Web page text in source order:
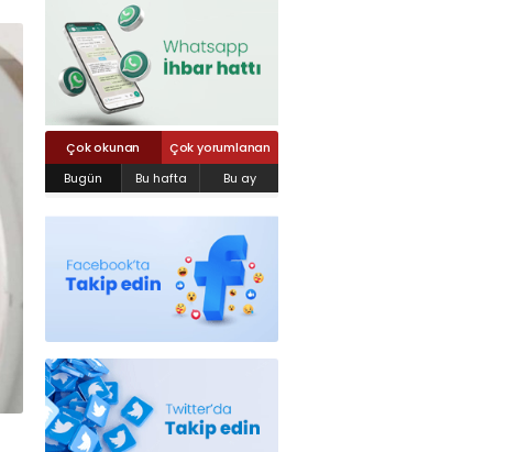
Çok okunan
Çok yorumlanan
Bugün
Bu hafta Bu ay
Yahya Kaptan Mahallesi Akkavaklar
Caddesi No:17/4 İzmit-KOCAELİ